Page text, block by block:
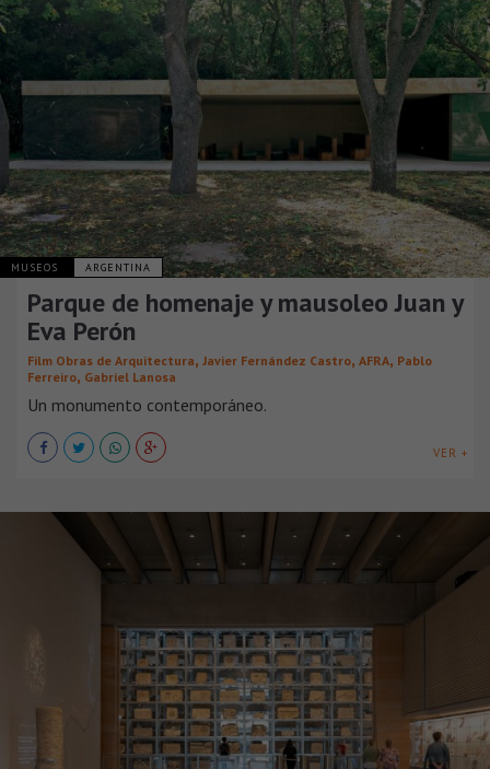
MUSEOS ARGENTINA
Parque de homenaje y mausoleo Juan y
Eva Perón
Film Obras de Arquitectura, Javier Fernández Castro, AFRA, Pablo
Ferreiro, Gabriel Lanosa
Un monumento contemporáneo.
VER +